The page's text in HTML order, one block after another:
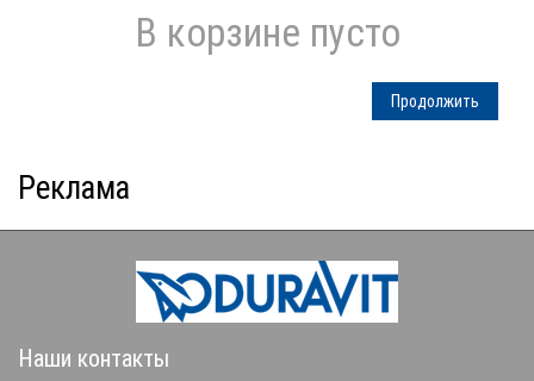
В корзине пусто
Продолжить
Реклама
Наши контакты